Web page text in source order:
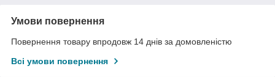
Умови повернення
Повернення товару впродовж 14 днів за домовленістю
Всі умови повернення